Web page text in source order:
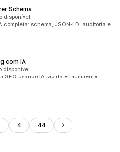
Schema
disponível
completa: schema, JSON-LD, auditoria e
com IA
disponível
SEO usando IA rápida e facilmente
4 44